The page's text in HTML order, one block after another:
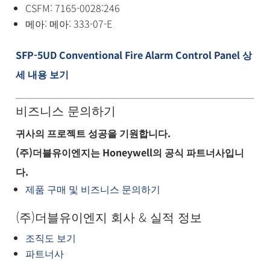
CSFM: 7165-0028:246
메아: 메아: 333-07-E
SFP-5UD Conventional Fire Alarm Control Panel 상
세 내용 보기
비즈니스 문의하기
귀사의 프로젝트 성공을 기원합니다.
(주)더블유이엔지는 Honeywell의 공식 파트너사입니
다.
제품 구매 및 비즈니스 문의하기
(주)더블유이엔지 회사 & 실적 정보
조직도 보기
파트너사